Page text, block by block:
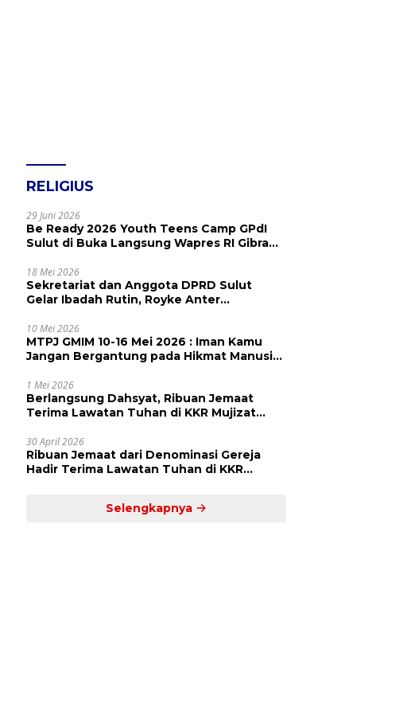
RELIGIUS
29 Juni 2026
Be Ready 2026 Youth Teens Camp GPdI
Sulut di Buka Langsung Wapres RI Gibran
Apresiasi Tinggi
18 Mei 2026
Sekretariat dan Anggota DPRD Sulut
Gelar Ibadah Rutin, Royke Anter
dan Pengingat
10 Mei 2026
MTPJ GMIM 10-16 Mei 2026 : Iman Kamu
Jangan Bergantung pada Hikmat Manusia,
1 Mei 2026
Berlangsung Dahsyat, Ribuan Jemaat
Terima Lawatan Tuhan di KKR Mujizat
30 April 2026
Ribuan Jemaat dari Denominasi Gereja
Hadir Terima Lawatan Tuhan di KKR
Selengkapnya